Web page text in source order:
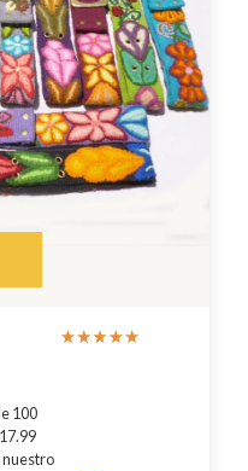
100
nuestro